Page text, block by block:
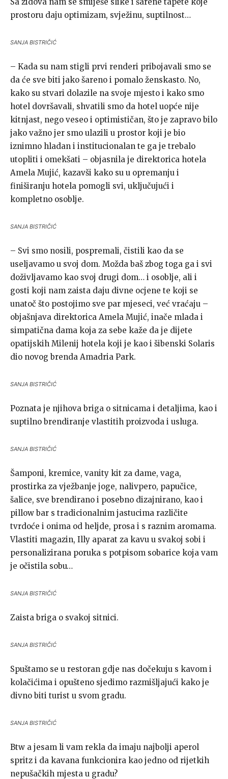
prostoru daju optimizam, svježinu, suptilnost…
SANJA BISTRIČIĆ
– Kada su nam stigli prvi renderi pribojavali smo se
da će sve biti jako šareno i pomalo ženskasto. No,
kako su stvari dolazile na svoje mjesto i kako smo
hotel dovršavali, shvatili smo da hotel uopće nije
kitnjast, nego veseo i optimističan, što je zapravo bilo
jako važno jer smo ulazili u prostor koji je bio
iznimno hladan i institucionalan te ga je trebalo
utopliti i omekšati – objasnila je direktorica hotela
Amela Mujić, kazavši kako su u opremanju i
finiširanju hotela pomogli svi, uključujući i
kompletno osoblje.
SANJA BISTRIČIĆ
– Svi smo nosili, pospremali, čistili kao da se
useljavamo u svoj dom. Možda baš zbog toga ga i svi
doživljavamo kao svoj drugi dom… i osoblje, ali i
gosti koji nam zaista daju divne ocjene te koji se
unatoč što postojimo sve par mjeseci, već vraćaju –
objašnjava direktorica Amela Mujić, inače mlada i
simpatična dama koja za sebe kaže da je dijete
opatijskih Milenij hotela koji je kao i šibenski Solaris
dio novog brenda Amadria Park.
SANJA BISTRIČIĆ
Poznata je njihova briga o sitnicama i detaljima, kao i
suptilno brendiranje vlastitih proizvoda i usluga.
SANJA BISTRIČIĆ
Šamponi, kremice, vanity kit za dame, vaga,
prostirka za vježbanje joge, nalivpero, papučice,
šalice, sve brendirano i posebno dizajnirano, kao i
pillow bar s tradicionalnim jastucima različite
tvrdoće i onima od heljde, prosa i s raznim aromama.
Vlastiti magazin, Illy aparat za kavu u svakoj sobi i
personalizirana poruka s potpisom sobarice koja vam
je očistila sobu…
SANJA BISTRIČIĆ
Zaista briga o svakoj sitnici.
SANJA BISTRIČIĆ
Spuštamo se u restoran gdje nas dočekuju s kavom i
kolačićima i opušteno sjedimo razmišljajući kako je
divno biti turist u svom gradu.
SANJA BISTRIČIĆ
Btw a jesam li vam rekla da imaju najbolji aperol
spritz i da kavana funkcionira kao jedno od rijetkih
nepušačkih mjesta u gradu?